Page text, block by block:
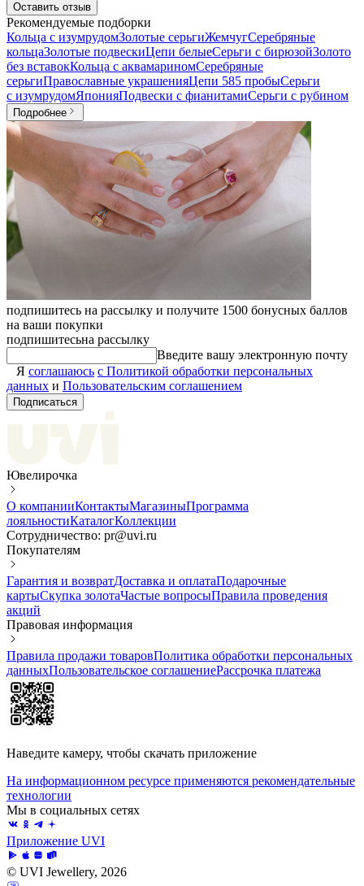
Оставить отзыв
Рекомендуемые подборки
Кольца с изумрудомЗолотые серьгиЖемчугСеребряные
кольцаЗолотые подвескиЦепи белыеСерьги с бирюзойЗолото
без вставокКольца с аквамариномСеребряные
серьгиПравославные украшенияЦепи 585 пробыСерьги
с изумрудомЯпонияПодвески с фианитамиСерьги с рубином
Подробнее
подпишитесь на рассылку и получите 1500 бонусных баллов
на ваши покупки
подпишитесьна рассылку
Введите вашу электронную почту
Я соглашаюсь с Политикой обработки персональных
данных и Пользовательским соглашением
Подписаться
Ювелирочка
О компанииКонтактыМагазиныПрограмма
лояльностиКаталогКоллекции
Сотрудничество: pr@uvi.ru
Покупателям
Гарантия и возвратДоставка и оплатаПодарочные
картыСкупка золотаЧастые вопросыПравила проведения
акций
Правовая информация
Правила продажи товаровПолитика обработки персональных
данныхПользовательское соглашениеРассрочка платежа
Наведите камеру, чтобы скачать приложение
На информационном ресурсе применяются рекомендательные
технологии
Мы в социальных сетях
Приложение UVI
© UVI Jewellery, 2026